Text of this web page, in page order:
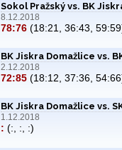
Sokol Pražský vs. BK
8.12.2018
78:76 (18:21, 36:43,
BK Jiskra Domažlice vs.
2.12.2018
72:85 (18:12, 37:36,
BK Jiskra Domažlice vs.
1.12.2018
: (:, :, :)